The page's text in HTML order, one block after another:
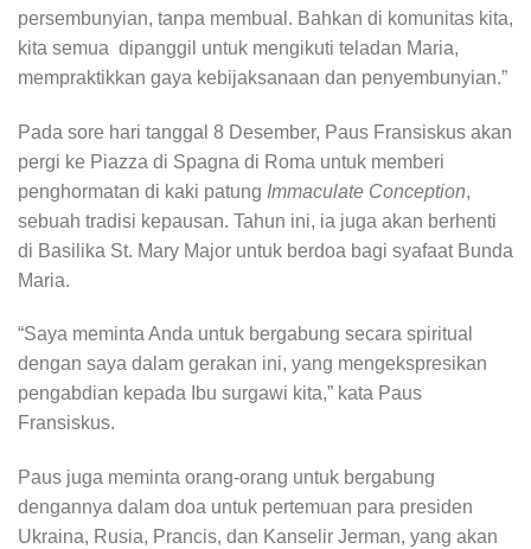
persembunyian, tanpa membual. Bahkan di komunitas kita,
kita semua dipanggil untuk mengikuti teladan Maria,
mempraktikkan gaya kebijaksanaan dan penyembunyian.”
Pada sore hari tanggal 8 Desember, Paus Fransiskus akan
pergi ke Piazza di Spagna di Roma untuk memberi
penghormatan di kaki patung Immaculate Conception,
sebuah tradisi kepausan. Tahun ini, ia juga akan berhenti
di Basilika St. Mary Major untuk berdoa bagi syafaat Bunda
Maria.
“Saya meminta Anda untuk bergabung secara spiritual
dengan saya dalam gerakan ini, yang mengekspresikan
pengabdian kepada Ibu surgawi kita,” kata Paus
Fransiskus.
Paus juga meminta orang-orang untuk bergabung
dengannya dalam doa untuk pertemuan para presiden
Ukraina, Rusia, Prancis, dan Kanselir Jerman, yang akan